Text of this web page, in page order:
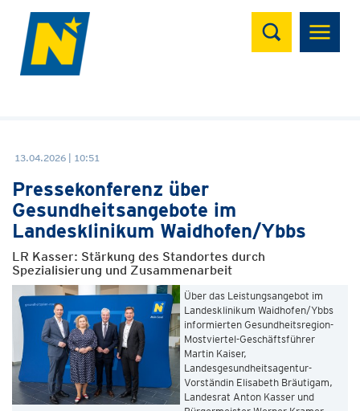
Suchen
13.04.2026 | 10:51
Pressekonferenz über
Gesundheitsangebote im
Landesklinikum Waidhofen/Ybbs
LR Kasser: Stärkung des Standortes durch
Spezialisierung und Zusammenarbeit
Über das Leistungsangebot im
Landesklinikum Waidhofen/Ybbs
informierten Gesundheitsregion-
Mostviertel-Geschäftsführer
Martin Kaiser,
Landesgesundheitsagentur-
Vorständin Elisabeth Bräutigam,
Landesrat Anton Kasser und